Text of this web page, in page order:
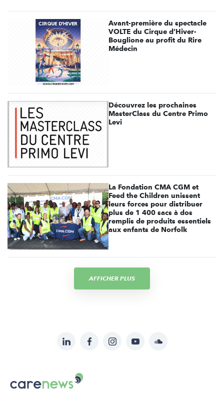
Avant-première du spectacle
VOLTE du Cirque d’Hiver-
Bouglione au profit du Rire
Médecin
Découvrez les prochaines
MasterClass du Centre Primo
Levi
La Fondation CMA CGM et
Feed the Children unissent
leurs forces pour distribuer
plus de 1 400 sacs à dos
remplis de produits essentiels
aux enfants de Norfolk
AFFICHER PLUS
sur:
LinkedInFacebookInstagramYouTubeSoundcloud
Le